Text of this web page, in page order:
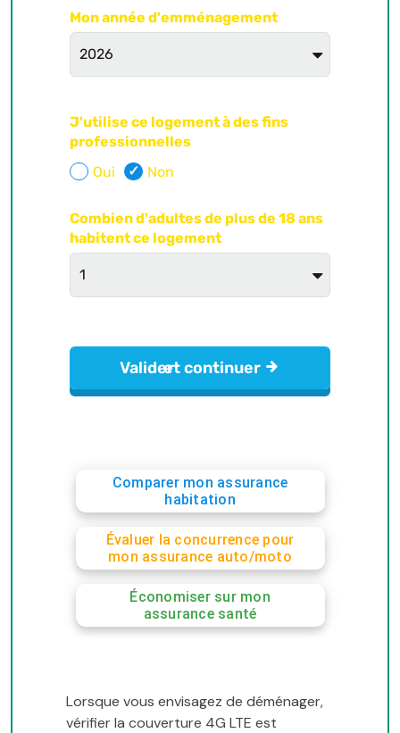
Comparer mon assurance
habitation
Évaluer la concurrence pour
mon assurance auto/moto
Économiser sur mon
assurance santé
Lorsque vous envisagez de déménager,
vérifier la couverture 4G LTE est